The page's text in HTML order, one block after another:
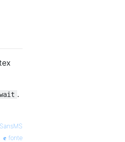
.
fonte